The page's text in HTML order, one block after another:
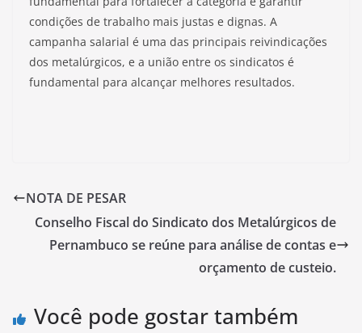
condições de trabalho mais justas e dignas. A
campanha salarial é uma das principais reivindicações
dos metalúrgicos, e a união entre os sindicatos é
fundamental para alcançar melhores resultados.
NOTA DE PESAR
Conselho Fiscal do Sindicato dos Metalúrgicos de
Pernambuco se reúne para análise de contas e
orçamento de custeio.
Você pode gostar também